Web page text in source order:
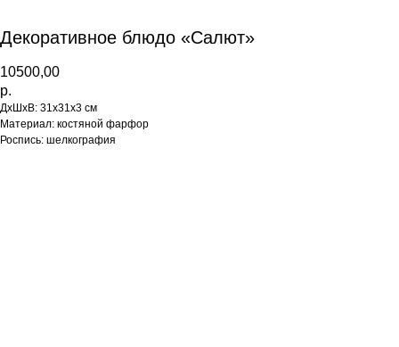
Декоративное блюдо «Салют»
10500,00
р.
ДхШхВ: 31х31х3 см
Материал: костяной фарфор
Роспись: шелкография